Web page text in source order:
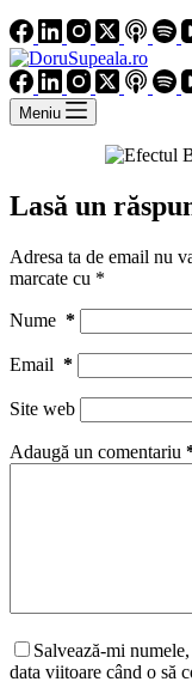
Meniu
Lasă un
Adresa ta de email nu
marcate cu *
Nume *
Email *
Site web
Adaugă un comentariu
Salvează-mi
data viitoare când o să